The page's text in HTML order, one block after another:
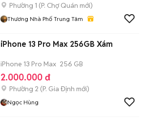
Phường 1 (P. Chợ Quán mới)
Thương Nhà Phố Trung Tâm
iPhone 13 Pro Max 256GB Xám
iPhone 13 Pro Max 256 GB
2.000.000 đ
Phường 2 (P. Gia Định mới)
Ngọc Hùng